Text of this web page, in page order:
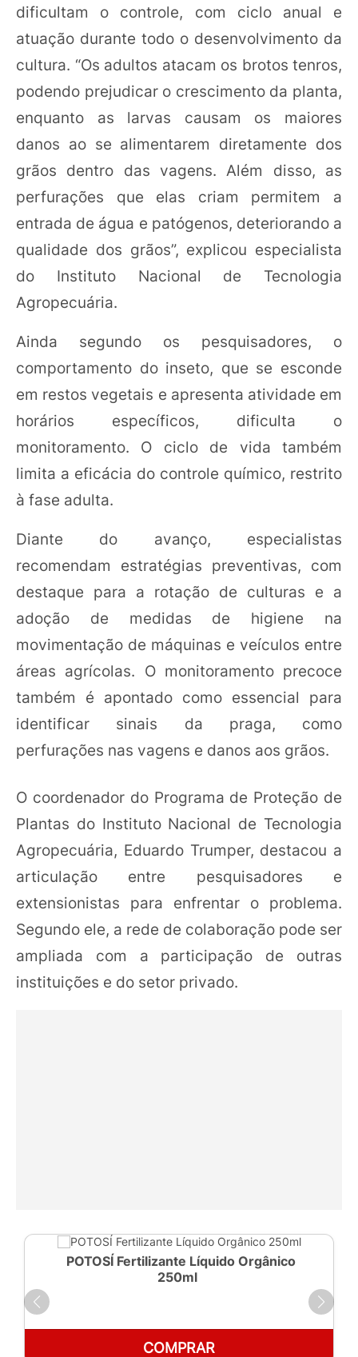
dificultam o controle, com ciclo anual e
atuação durante todo o desenvolvimento da
cultura. “Os adultos atacam os brotos tenros,
podendo prejudicar o crescimento da planta,
enquanto as larvas causam os maiores
danos ao se alimentarem diretamente dos
grãos dentro das vagens. Além disso, as
perfurações que elas criam permitem a
entrada de água e patógenos, deteriorando a
qualidade dos grãos”, explicou especialista
do Instituto Nacional de Tecnologia
Agropecuária.
Ainda segundo os pesquisadores, o
comportamento do inseto, que se esconde
em restos vegetais e apresenta atividade em
horários específicos, dificulta o
monitoramento. O ciclo de vida também
limita a eficácia do controle químico, restrito
à fase adulta.
Diante do avanço, especialistas
recomendam estratégias preventivas, com
destaque para a rotação de culturas e a
adoção de medidas de higiene na
movimentação de máquinas e veículos entre
áreas agrícolas. O monitoramento precoce
também é apontado como essencial para
identificar sinais da praga, como
perfurações nas vagens e danos aos grãos.
O coordenador do Programa de Proteção de
Plantas do Instituto Nacional de Tecnologia
Agropecuária, Eduardo Trumper, destacou a
articulação entre pesquisadores e
extensionistas para enfrentar o problema.
Segundo ele, a rede de colaboração pode ser
ampliada com a participação de outras
instituições e do setor privado.
POTOSÍ Fertilizante Líquido Orgânico
250ml
COMPRAR